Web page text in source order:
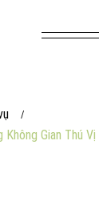
/
Gian Thú Vị